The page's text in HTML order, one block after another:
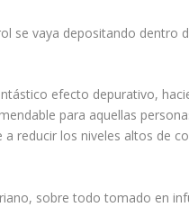
se vaya depositando dentro
efecto depurativo,
para aquellas
reducir los niveles altos de
sobre todo tomado en